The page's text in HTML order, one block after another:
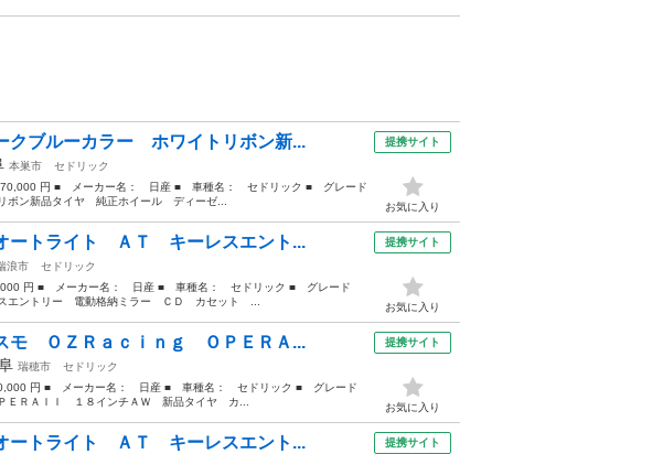
クブルーカラー ホワイトリボン新...
本巣市
セドリック
円 ■ メーカー名： 日産 ■ 車種名： セドリック ■ グレード
ン新品タイヤ 純正ホイール ディーゼ...
提携サイト
お気に入り
ートライト ＡＴ キーレスエント...
浪市
セドリック
円 ■ メーカー名： 日産 ■ 車種名： セドリック ■ グレード
ントリー 電動格納ミラー ＣＤ カセット ...
提携サイト
お気に入り
モ ＯＺＲａｃｉｎｇ ＯＰＥＲＡ...
瑞穂市
セドリック
円 ■ メーカー名： 日産 ■ 車種名： セドリック ■ グレード
ＲＡＩＩ １８インチＡＷ 新品タイヤ カ...
提携サイト
お気に入り
ートライト ＡＴ キーレスエント... 提携サイト